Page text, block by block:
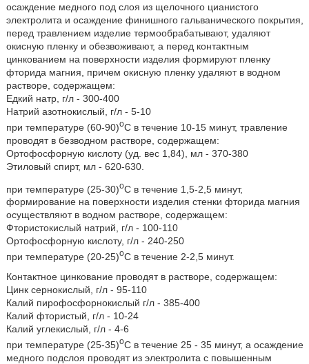
осаждение медного под слоя из щелочного цианистого
электролита и осаждение финишного гальванического покрытия,
перед травлением изделие термообрабатывают, удаляют
окисную пленку и обезвоживают, а перед контактным
цинкованием на поверхности изделия формируют пленку
фторида магния, причем окисную пленку удаляют в водном
растворе, содержащем:
Едкий натр, г/л - 300-400
Натрий азотнокислый, г/л - 5-10
при температуре (60-90)oC в течение 10-15 минут, травление
проводят в безводном растворе, содержащем:
Ортофосфорную кислоту (уд. вес 1,84), мл - 370-380
Этиловый спирт, мл - 620-630.
при температуре (25-30)oC в течение 1,5-2,5 минут,
формирование на поверхности изделия стенки фторида магния
осуществляют в водном растворе, содержащем:
Фтористокислый натрий, г/л - 100-110
Ортофосфорную кислоту, г/л - 240-250
при температуре (20-25)oC в течение 2-2,5 минут.
Контактное цинкование проводят в растворе, содержащем:
Цинк сернокислый, г/л - 95-110
Калий пирофосфорнокислый г/л - 385-400
Калий фтористый, г/л - 10-24
Калий углeкиcлый, г/л - 4-6
при температуре (25-35)oC в течение 25 - 35 минут, а осаждение
медного подслоя проводят из электролита с повышенным